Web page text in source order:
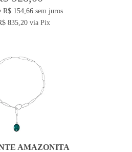
R$ 154,66 sem juros
835,20via Pix
AMAZONITA